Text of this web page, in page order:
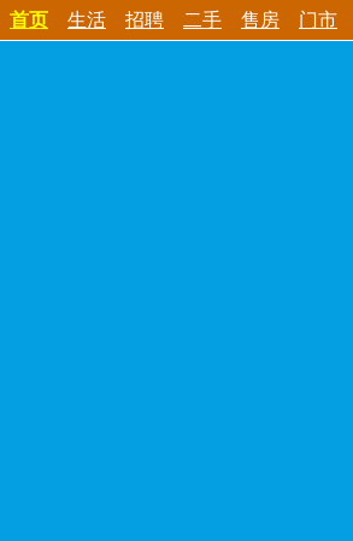
首页 生活 招聘 二手 售房 门市